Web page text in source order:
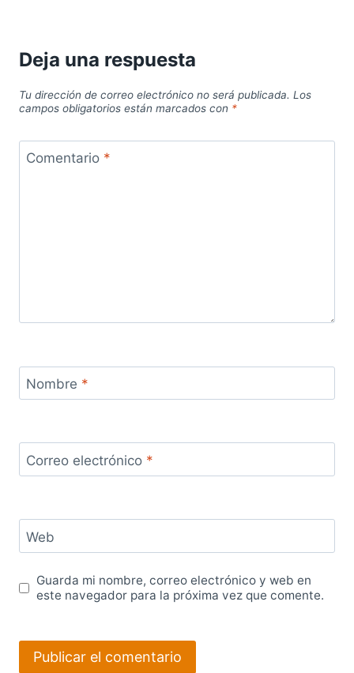
Deja una respuesta
Tu dirección de correo electrónico no será publicada. Los
campos obligatorios están marcados con *
Comentario *
Nombre *
Correo electrónico *
Web
Guarda mi nombre, correo electrónico y web en
este navegador para la próxima vez que comente.